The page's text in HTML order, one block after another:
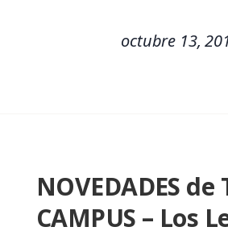
octubre 13,
NOVEDADES de
CAMPUS – Los